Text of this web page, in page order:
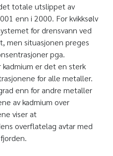
totale utslippet av
enn i 2000. For kvikksølv
for drensvann ved
men situasjonen preges
pga.
er det en sterk
for alle metaller.
enn for andre metaller
av kadmium over
viser at
overflatelag avtar med